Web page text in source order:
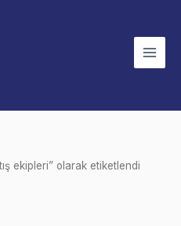
ekipleri” olarak etiketlendi